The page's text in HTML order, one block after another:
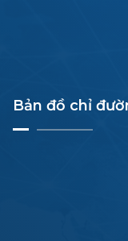
Bản đồ chỉ